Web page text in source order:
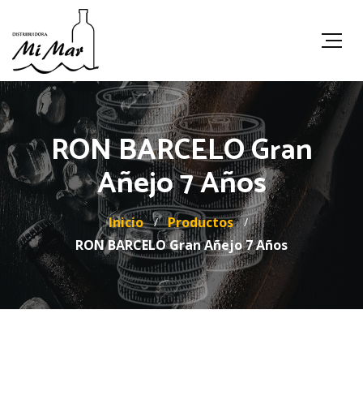
RON BARCELO Gran
Añejo 7 Años
Inicio
Productos
RON BARCELO Gran Añejo 7 Años